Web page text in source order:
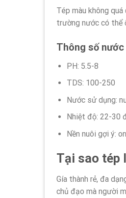
Tép màu không
trường nước có thể
Thông số
PH: 5.5-8
TDS: 100-250
Nước sử dụng:
Nhiệt độ: 22-30
Nền nuôi gợi ý:
Tại sao tép
Gía thành rẻ, đa
chủ đạo mà người